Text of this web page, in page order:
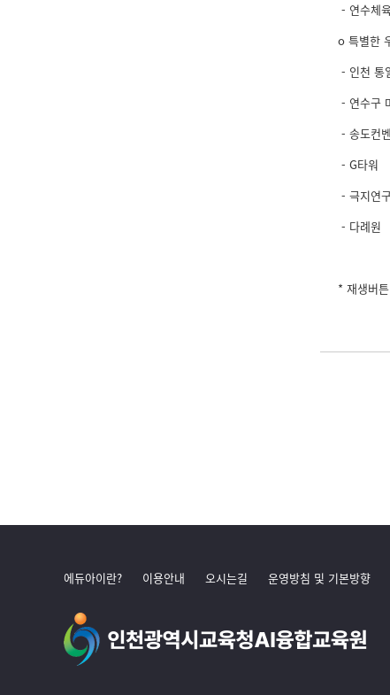
- 연수체
o 특별한
- 인천 통
- 연수구
- 송도컨
- G타워
- 극지연
- 다례원
* 재생버
에듀아이란? 이용안내 오시는길 운영방침 및 기본방향